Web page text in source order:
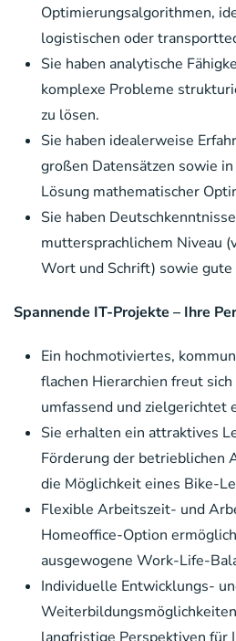
Optimierungsalgorithmen,
logistischen oder
Sie haben analytische
komplexe Probleme
zu lösen.
Sie haben idealerweise
großen Datensätzen sowie
Lösung mathematischer
Sie haben
muttersprachlichem Niveau
Wort und Schrift) sowie gute
Spannende IT-Projekte – Ihre
Ein hochmotiviertes,
flachen Hierarchien freut
umfassend und zielgerichtet
Sie erhalten ein attraktives
Förderung der betrieblichen
die Möglichkeit eines Bike-
Flexible Arbeitszeit- und
Homeoffice-Option
ausgewogene Work-Life-
Individuelle Entwicklungs-